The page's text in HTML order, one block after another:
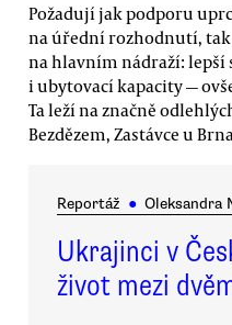
Požadují jak podporu
na úřední rozhodnutí,
na hlavním nádraží: lepší
i ubytovací kapacity —
Ta leží na značně
Bezdězem, Zastávce u
Reportáž ● Oleksandra
Ukrajinci v
život mezi